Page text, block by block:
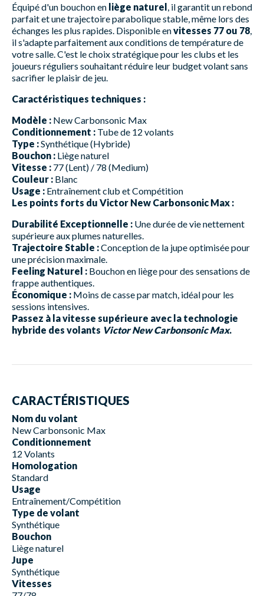
Équipé d'un bouchon en liège naturel , il garantit un rebond
parfait et une trajectoire parabolique stable, même lors des
échanges les plus rapides. Disponible envitesses 77 ou 78
il s'adapte parfaitement aux conditions de température de
votre salle. C'est le choix stratégique pour les clubs et les
joueurs réguliers souhaitant réduire leur budget volant sans
sacrifier le plaisir de jeu.
Caractéristiques techniques :
Modèle : New Carbonsonic Max
Conditionnement : Tube de 12 volants
Type :Synthétique (Hybride)
Bouchon : Liège naturel
Vitesse : 77 (Lent) / 78 (Medium)
Couleur : Blanc
Usage : Entraînement club et Compétition
Les points forts du Victor New Carbonsonic Max :
Durabilité Exceptionnelle : Une durée de vie nettement
supérieure aux plumes naturelles.
Trajectoire Stable :Conception de la jupe optimisée pour
une précision maximale.
Feeling Naturel : Bouchon en liège pour des sensations de
frappe authentiques.
Économique : Moins de casse par match, idéal pour les
sessions intensives.
Passez à la vitesse supérieure avec la technologie
hybride des volants Victor New Carbonsonic Max.
CARACTÉRISTIQUES
Nom du volant
New Carbonsonic Max
Conditionnement
12 Volants
Homologation
Standard
Usage
Entraînement/Compétition
Type de volant
Synthétique
Bouchon
Liège naturel
Jupe
Synthétique
Vitesses